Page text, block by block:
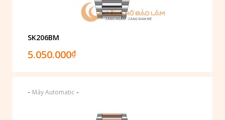
SK206BM
5.050.000₫
- Máy Automatic -